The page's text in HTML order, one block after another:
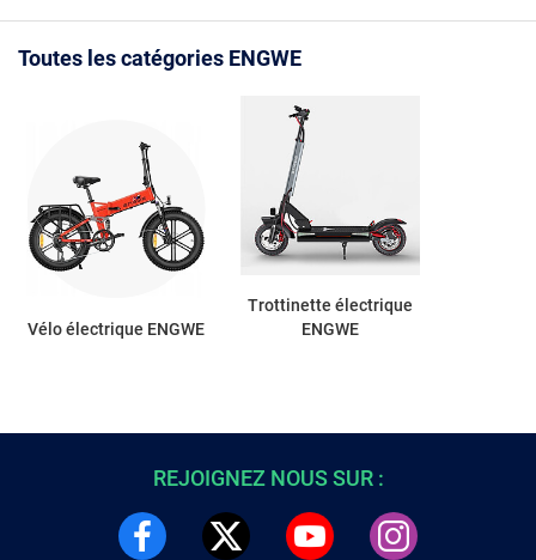
Toutes les catégories ENGWE
Vélo électrique ENGWE
Trottinette électrique
ENGWE
REJOIGNEZ NOUS SUR :